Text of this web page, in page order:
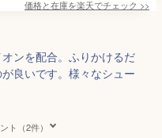
価格と在庫を楽天でチェック >>
ンを配合。ふりかけるだ
良いです。様々なシュー
ト（2件）